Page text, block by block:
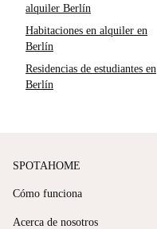
alquiler Berlín
Habitaciones en alquiler en
Berlín
Residencias de estudiantes en
Berlín
SPOTAHOME
Cómo funciona
Acerca de nosotros